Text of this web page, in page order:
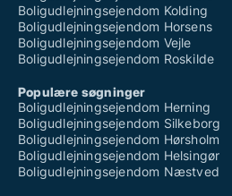
Boligudlejningsejendom Kolding
Boligudlejningsejendom Horsens
Boligudlejningsejendom Vejle
Boligudlejningsejendom Roskilde
Populære søgninger
Boligudlejningsejendom Herning
Boligudlejningsejendom Silkeborg
Boligudlejningsejendom Hørsholm
Boligudlejningsejendom Helsingør
Boligudlejningsejendom Næstved